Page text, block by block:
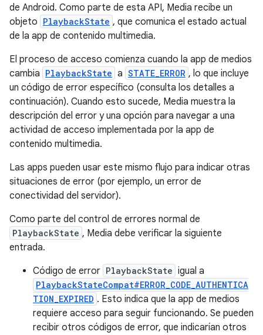
de Android. Como parte de esta API, Media recibe un
objeto PlaybackState , que comunica el estado actual
de la app de contenido multimedia.
El proceso de acceso comienza cuando la app de medios
cambia PlaybackState a STATE_ERROR , lo que incluye
un código de error específico (consulta los detalles a
continuación). Cuando esto sucede, Media muestra la
descripción del error y una opción para navegar a una
actividad de acceso implementada por la app de
contenido multimedia.
Las apps pueden usar este mismo flujo para indicar otras
situaciones de error (por ejemplo, un error de
conectividad del servidor).
Como parte del control de errores normal de
PlaybackState , Media debe verificar la siguiente
entrada.
Código de error PlaybackState igual a
PlaybackStateCompat#ERROR_CODE_AUTHENTICA
TION_EXPIRED . Esto indica que la app de medios
requiere acceso para seguir funcionando. Se pueden
recibir otros códigos de error, que indicarían otros